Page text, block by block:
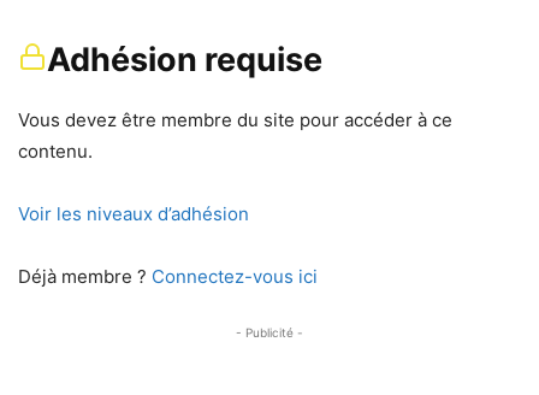
Adhésion requise
Vous devez être membre du site pour accéder à ce
contenu.
Voir les niveaux d’adhésion
Déjà membre ? Connectez-vous ici
- Publicité -